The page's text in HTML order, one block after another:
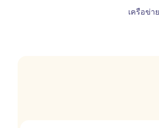
เครือข่า